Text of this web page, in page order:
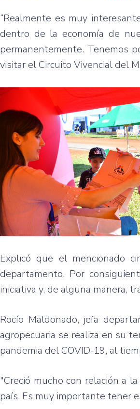
“Realmente es muy
dentro de la economía de
permanentemente. Tenemos
visitar el Circuito Vivencial del
Explicó que el mencionado
departamento. Por
iniciativa y, de alguna manera,
Rocío Maldonado, jefa
agropecuaria se realiza en su
pandemia del COVID-19, al
"Creció mucho con relación a
país. Es muy importante tener